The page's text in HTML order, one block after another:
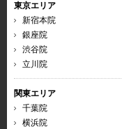
東京エリア
新宿本院
銀座院
渋谷院
立川院
関東エリア
千葉院
横浜院